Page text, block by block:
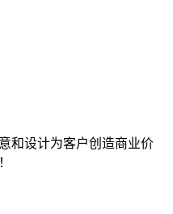
和设计为客户创造商业价